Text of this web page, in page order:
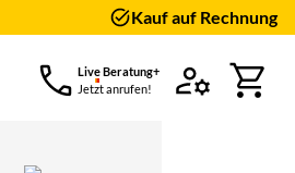
Kauf auf Rechnung
Live Beratung+
Jetzt anrufen!